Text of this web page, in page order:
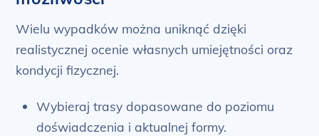
Wielu wypadków można uniknąć dzięki
realistycznej ocenie własnych umiejętności oraz
kondycji fizycznej.
Wybieraj trasy dopasowane do poziomu
doświadczenia i aktualnej formy.